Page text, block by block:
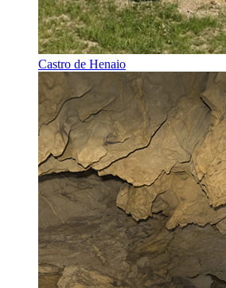
Castro de Henaio